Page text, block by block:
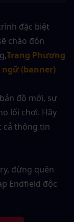
đặc biệt
chào đón
Trang Phương
(banner)
đồ mới, sự
lối chơi. Hãy
cả thông tin
đừng quên
Endfield độc